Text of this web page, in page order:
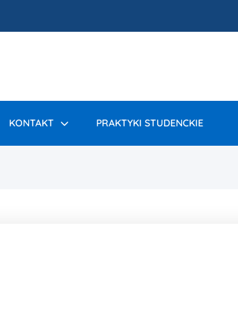
KONTAKT PRAKTYKI STUDENCKIE